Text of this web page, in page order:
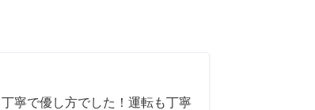
寧で優し方でした！運転も丁寧